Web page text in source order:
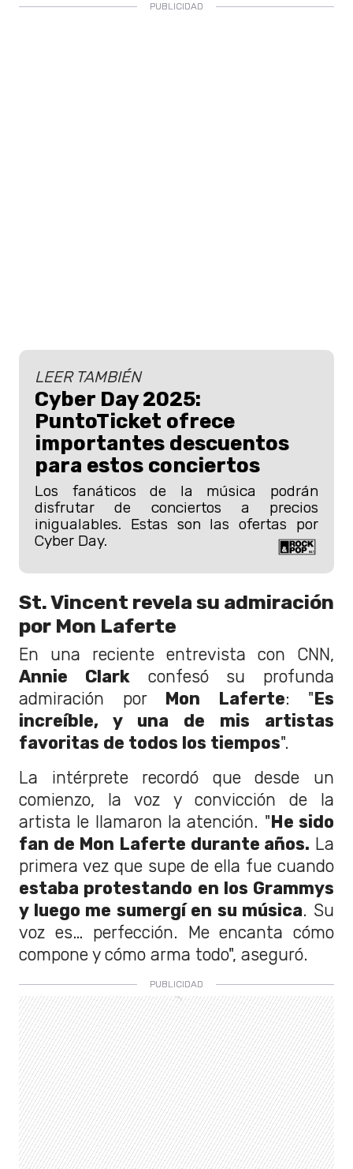
LEER TAMBIÉN
Cyber Day 2025:
PuntoTicket ofrece
importantes descuentos
para estos conciertos
Los fanáticos de la música podrán
disfrutar de conciertos a precios
inigualables. Estas son las ofertas por
Cyber Day.
St. Vincent revela su admiración
por Mon Laferte
En una reciente entrevista con CNN,
Annie Clarkconfesó su profunda
admiración por Mon Laferte: "Es
increíble, y una de mis artistas
favoritas de todos los tiempos".
La intérprete recordó que desde un
comienzo, la voz y convicción de la
artista le llamaron la atención. "He sido
fan de Mon Laferte durante años. La
primera vez que supe de ella fue cuando
estaba protestando en los Grammys
y luego me sumergí en su música. Su
voz es… perfección. Me encanta cómo
compone y cómo arma todo", aseguró.